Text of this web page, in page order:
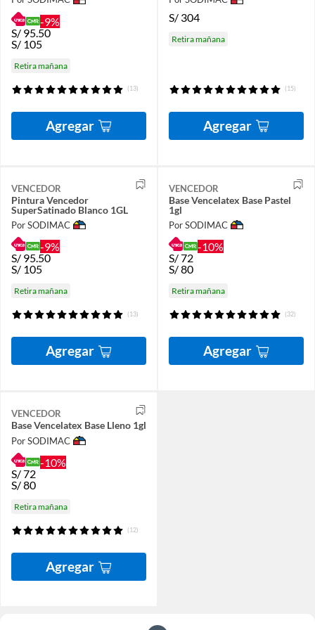
-9%
S/ 95.50
S/ 105
Retira mañana
(13)
Agregar
S/ 304
Retira mañana
(15)
Agregar
VENCEDOR
Pintura Vencedor
SuperSatinado Blanco 1GL
Por SODIMAC
-9%
S/ 95.50
S/ 105
Retira mañana
(13)
Agregar
VENCEDOR
Base Vencelatex Base Pastel
1gl
Por SODIMAC
-10%
S/72
S/80
Retira mañana
(32)
Agregar
VENCEDOR
Base Vencelatex Base Lleno 1gl
Por SODIMAC
-10%
S/72
S/80
Retira mañana
(12)
Agregar